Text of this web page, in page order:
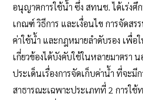
อนุญาตการใช้น้ำ ซึ่ง สทนช. ได้เร่ง
เกณฑ์ วิธีการ และเงื่อนไข การจัดสร
ค่าใช้น้ำ และกฎหมายลำดับรอง เพื่อ
เกี่ยวข้องได้บังคับใช้ในหลายมาตรา
ประเด็นเรื่องการจัดเก็บค่าน้ำ ที่จะมี
สาธารณะเฉพาะประเภทที่ 2 การใช้